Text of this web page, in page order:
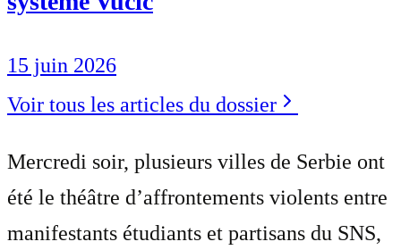
15 juin 2026
Voir tous les articles du dossier
Mercredi soir, plusieurs villes de Serbie ont
été le théâtre d’affrontements violents entre
manifestants étudiants et partisans du SNS,